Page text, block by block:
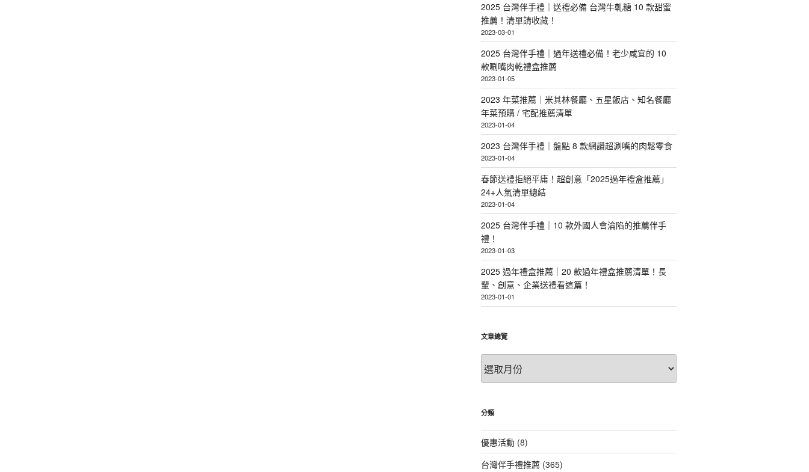
2025 台灣伴手禮｜送禮必備 台灣牛軋糖 10 款甜蜜
推薦！清單請收藏！
2023-03-01
2025 台灣伴手禮｜過年送禮必備！老少咸宜的 10
款唰嘴肉乾禮盒推薦
2023-01-05
2023 年菜推薦｜米其林餐廳、五星飯店、知名餐廳
年菜預購 / 宅配推薦清單
2023-01-04
2023 台灣伴手禮｜盤點 8 款網讚超涮嘴的肉鬆零食
2023-01-04
春節送禮拒絕平庸！超創意「2025過年禮盒推薦」
24+人氣清單總結
2023-01-04
2025 台灣伴手禮｜10 款外國人會淪陷的推薦伴手
禮！
2023-01-03
2025 過年禮盒推薦｜20 款過年禮盒推薦清單！長
輩、創意、企業送禮看這篇！
2023-01-01
文章總覽
章
總
分類
優惠活動(8)
台灣伴手禮推薦(365)